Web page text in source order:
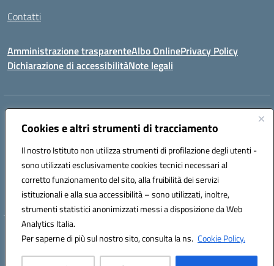
Cookies e altri strumenti di tracciamento
Il nostro Istituto non utilizza strumenti di profilazione degli utenti -
sono utilizzati esclusivamente cookies tecnici necessari al
corretto funzionamento del sito, alla fruibilità dei servizi
istituzionali e alla sua accessibilità – sono utilizzati, inoltre,
strumenti statistici anonimizzati messi a disposizione da Web
Analytics Italia.
Per saperne di più sul nostro sito, consulta la ns. Cookie Policy.
Contatti
Amministrazione trasparenteAlbo OnlinePrivacy Policy
Dichiarazione di accessibilitàNote legali
Indirizzo:
Centralino:0823944017 Email:ceic85400b@istruzione.it
Codice fiscale: 82000440618
Codice meccanografico:
CEIC85400B
Codice Indice delle Pubbliche Amministrazioni (IPA): istsc_CEIC85400B
Hosting & Powered by 3D Solution S.r.l.
Concept & Design by Designers Italia